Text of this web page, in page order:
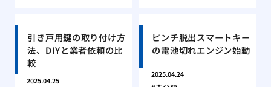
引き戸用鍵の取り付け方
法、DIYと業者依頼の比
較
2025.04.25
ピンチ脱出スマートキー
の電池切れエンジン始動
2025.04.24